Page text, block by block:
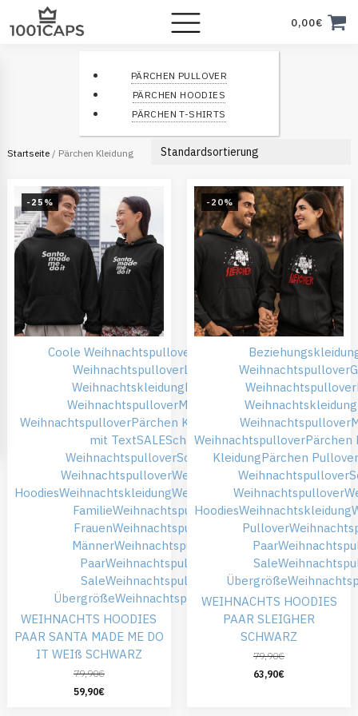
0,00€
PÄRCHEN PULLOVER
PÄRCHEN HOODIES
PÄRCHEN T-SHIRTS
Startseite/ Pärchen Kleidung
-25%
Coole Weihnachtspullover
WeihnachtspulloverLustige
WeihnachtskleidungLustige
WeihnachtspulloverMatching
WeihnachtspulloverPärchen Kleidung
Pullover
mit TextSALESchöne
WeihnachtspulloverSchwarze
WeihnachtspulloverWeihnachts
HoodiesWeihnachtskleidungWeihnachtspullover
FamilieWeihnachtspullover
FrauenWeihnachtspullover
MännerWeihnachtspullover
PaarWeihnachtspullover
SaleWeihnachtspullover
ÜbergrößeWeihnachtspullover XL
WEIHNACHTS HOODIES
PAAR SANTA MADE ME DO
IT WEIß SCHWARZ
79,90€
59,90€
-20%
Weihnachtspullover
Weihnachtspullover
Weihnachtskleidung
Weihnachtspullover
WeihnachtspulloverPärchen
KleidungPärchen Pullover
Weihnachtspullover
Weihnachtspullover
HoodiesWeihnachtskleidung
Pullover
Paar
Sale
Übergröße
WEIHNACHTS HOODIES
PAAR SLEIGHER
SCHWARZ
79,90€
63,90€